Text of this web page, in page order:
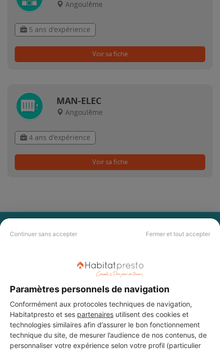
Continuer sans accepter Fermer et tout accepter
Paramètres personnels de navigation
Conformément aux protocoles techniques de navigation,
Habitatpresto et ses partenaires utilisent des cookies et
technologies similaires afin d’assurer le bon fonctionnement
technique du site, de mesurer l’audience de nos contenus, de
personnaliser votre expérience selon votre profil (particulier
Angoulême
5 ans d'expérience
Voir sa fiche
MAN-ELEC
Angoulême
4 ans d'expérience
Voir sa fiche
PAS LE TEMPS DE
Vous souhaitez réaliser des travaux et ne savez quel professionnel
choisir ? Demandez des devis travauxauprès de notre réseau de 5 000
professionnels partout en France.